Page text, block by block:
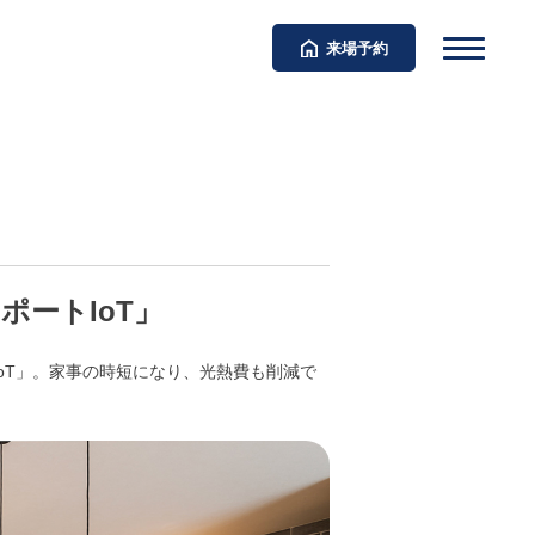
来場予約
ートIoT」
」。家事の時短になり、光熱費も削減で